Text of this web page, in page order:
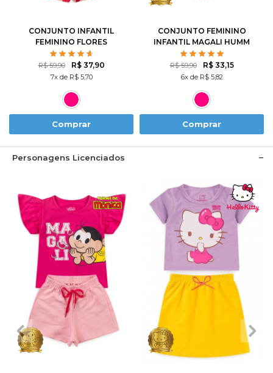
CONJUNTO INFANTIL
FEMININO FLORES
ROTATIVAS
R$ 59,90 R$ 37,90
7x de R$ 5,70
Comprar
CONJUNTO FEMININO
INFANTIL MAGALI HUMM
AMO MELANCIA- TURMA
DA MÔNICA
R$ 59,90 R$ 33,15
6x de R$ 5,82
Comprar
Personagens Licenciados
1 6 1 6